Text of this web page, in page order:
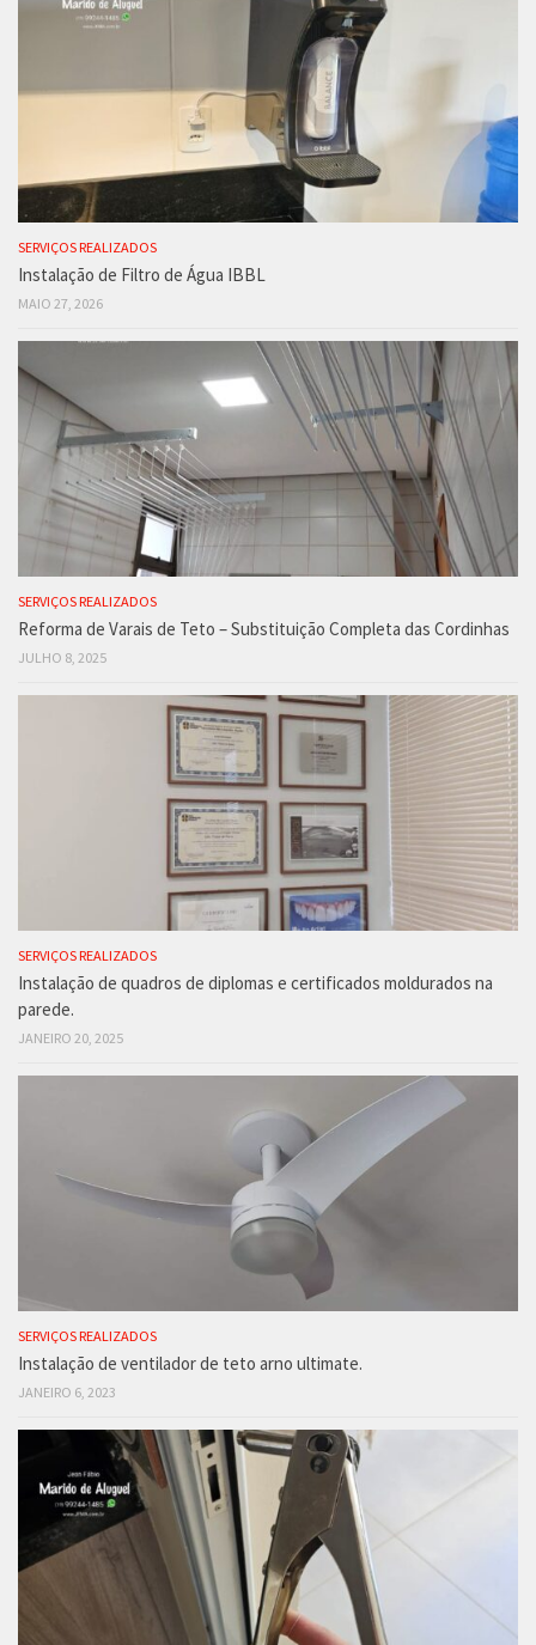
SERVIÇOS REALIZADOS
Instalação de Filtro de Água IBBL
MAIO 27, 2026
SERVIÇOS REALIZADOS
Reforma de Varais de Teto – Substituição Completa das Cordinhas
JULHO 8, 2025
SERVIÇOS REALIZADOS
Instalação de quadros de diplomas e certificados moldurados na
parede.
JANEIRO 20, 2025
SERVIÇOS REALIZADOS
Instalação de ventilador de teto arno ultimate.
JANEIRO 6, 2023